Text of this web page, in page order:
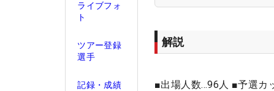
ライブフォ
ト
ツアー登録
選手
記録・成績
解説
■出場人数…96人 ■予選カ